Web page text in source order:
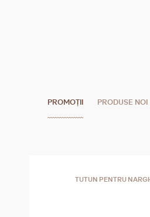
PROMOȚII PRODUSE NOI
TUTUN PENTRU